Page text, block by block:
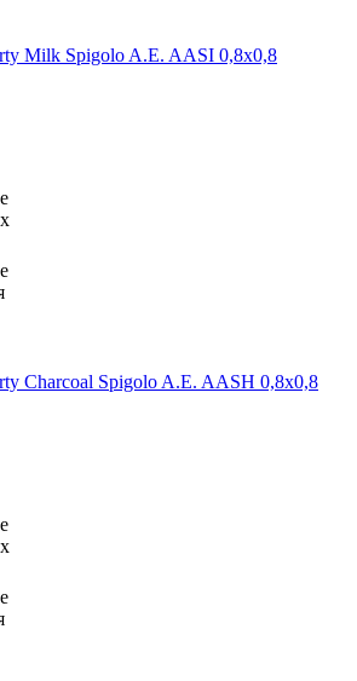
Milk Spigolo A.E. AASI 0,8x0,8
Charcoal Spigolo A.E. AASH 0,8x0,8